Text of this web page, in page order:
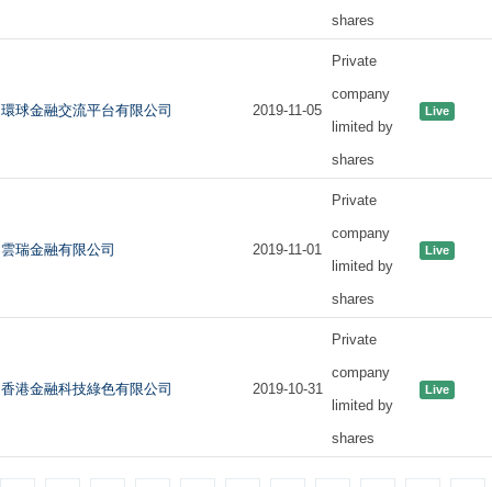
shares
環球金融交流平台有限公司 2019-11-05
Private
company
limited by
shares
Live
雲瑞金融有限公司 2019-11-01
Private
company
limited by
shares
Live
香港金融科技綠色有限公司 2019-10-31
Private
company
limited by
shares
Live